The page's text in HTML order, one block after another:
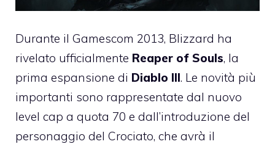
Durante il Gamescom 2013, Blizzard ha
rivelato ufficialmente Reaper of Souls, la
prima espansione di Diablo III. Le novità più
importanti sono rappresentate dal nuovo
level cap a quota 70 e dall’introduzione del
personaggio del Crociato, che avrà il